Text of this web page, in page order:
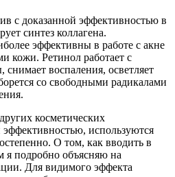
с доказанной эффективностью в
синтез коллагена.
эффективны в работе с акне
кожи. Ретинол работает с
воспаления, осветляет
со свободными радикалами
косметических
используются
О том, как вводить в
я подробно объясняю на
Для видимого эффекта